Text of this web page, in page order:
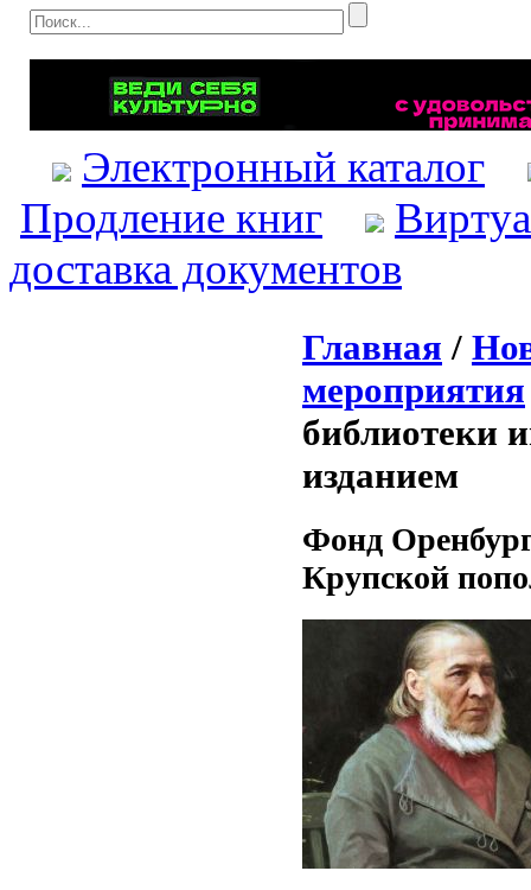
Электронный каталог
Продление книг
доставка документов
Главная /
мероприятия
библиотеки
изданием
Фонд
Крупской